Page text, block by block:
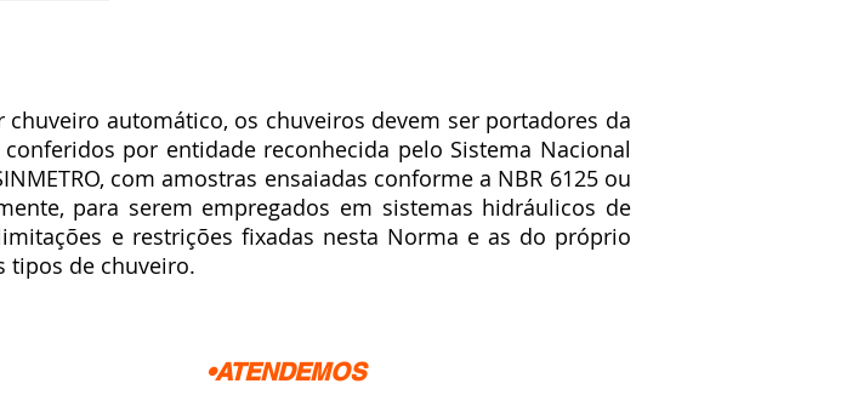
automático, os chuveiros devem ser portadores da
por entidade reconhecida pelo Sistema Nacional
com amostras ensaiadas conforme a NBR 6125 ou
para serem empregados em sistemas hidráulicos de
e restrições fixadas nesta Norma e as do próprio
tipos de chuveiro.
•ATENDEMOS